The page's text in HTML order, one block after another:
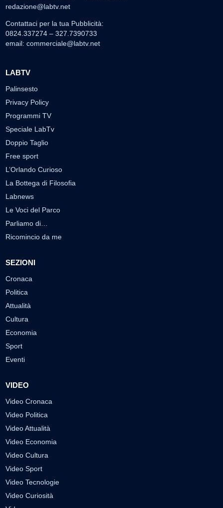
redazione@labtv.net
Contattaci per la tua Pubblicità:
0824.337274 – 327.7390733
email: commerciale@labtv.net
LABTV
Palinsesto
Privacy Policy
Programmi TV
Speciale LabTv
Doppio Taglio
Free sport
L’Orlando Curioso
La Bottega di Filosofia
Labnews
Le Voci del Parco
Parliamo di…
Ricomincio da me
SEZIONI
Cronaca
Politica
Attualità
Cultura
Economia
Sport
Eventi
VIDEO
Video Cronaca
Video Politica
Video Attualità
Video Economia
Video Cultura
Video Sport
Video Tecnologie
Video Curiosità